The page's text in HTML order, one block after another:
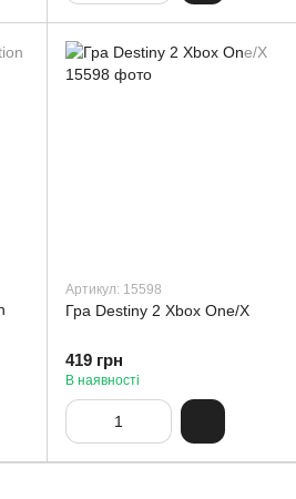
Артикул: 15598
Гра Destiny 2 Xbox One/X
419 грн
В наявності